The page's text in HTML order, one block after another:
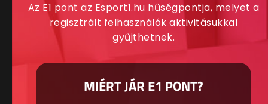
Az E1 pont az Esport1.hu hűségpontja, melyet a
regisztrált felhasználók aktivitásukkal
gyűjthetnek.
MIÉRT JÁR E1 PONT?